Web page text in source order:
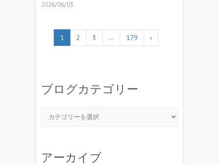
2026/06/03
1 2 3 … 179 ›
ブログカテゴリー
アーカイブ